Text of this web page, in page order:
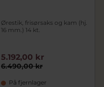
Ørestik, frisørsaks og kam (hj.
16 mm.) 14 kt.
6.490,00 kr
5.192,00 kr
På fjernlager